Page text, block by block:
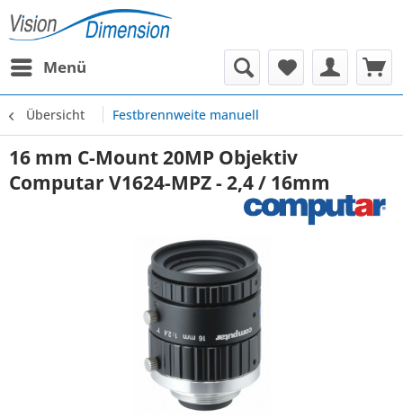
Menü
Übersicht Festbrennweite manuell
16 mm C-Mount 20MP Objektiv
Computar V1624-MPZ - 2,4 / 16mm